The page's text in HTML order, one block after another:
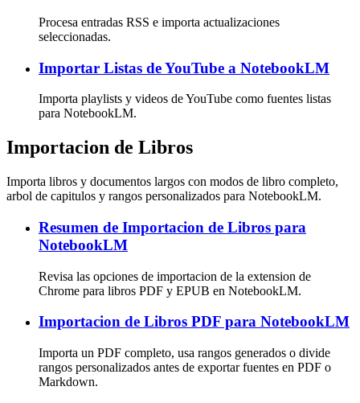
Procesa entradas RSS e importa actualizaciones
seleccionadas.
Importar Listas de YouTube a NotebookLM
Importa playlists y videos de YouTube como fuentes listas
para NotebookLM.
Importacion de Libros
Importa libros y documentos largos con modos de libro completo,
arbol de capitulos y rangos personalizados para NotebookLM.
Resumen de Importacion de Libros para
NotebookLM
Revisa las opciones de importacion de la extension de
Chrome para libros PDF y EPUB en NotebookLM.
Importacion de Libros PDF para NotebookLM
Importa un PDF completo, usa rangos generados o divide
rangos personalizados antes de exportar fuentes en PDF o
Markdown.